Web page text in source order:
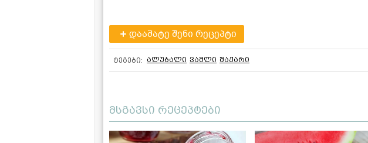
დაამატე შენი რეცეპტი
ტეგები: ალუბალი ვაშლი შაქარი
მსგავსი რეცეპტები